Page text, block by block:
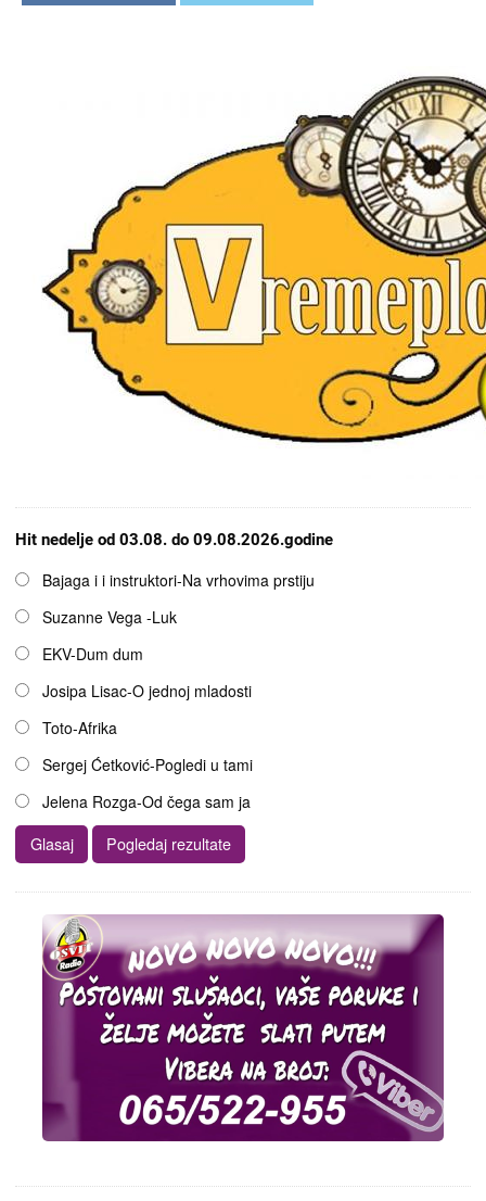
Hit nedelje od 03.08. do 09.08.2026.godine
OpcijeBajaga i i instruktori-Na vrhovima prstiju
Suzanne Vega -Luk
EKV-Dum dum
Josipa Lisac-O jednoj mladosti
Toto-Afrika
Sergej Ćetković-Pogledi u tami
Jelena Rozga-Od čega sam ja